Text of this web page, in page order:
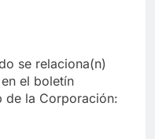
se relaciona(n)
el boletín
de la Corporación: